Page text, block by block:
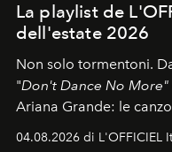
La playlist de
dell'estate 2026
Non solo tormentoni.
"Don't Dance No More"
Ariana Grande: le
colonna sonora della
04.08.2026 di L'OFFICIEL